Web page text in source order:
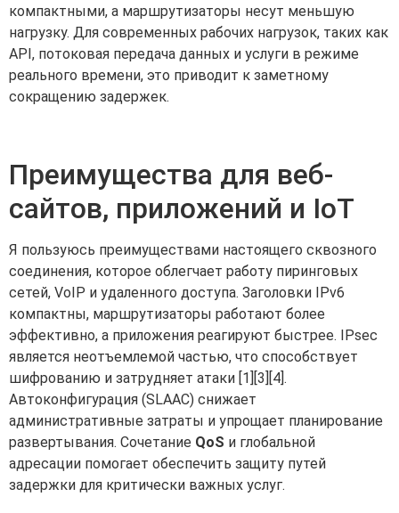
компактными, а маршрутизаторы несут меньшую
нагрузку. Для современных рабочих нагрузок, таких как
API, потоковая передача данных и услуги в режиме
реального времени, это приводит к заметному
сокращению задержек.
Преимущества для веб-
сайтов, приложений и IoT
Я пользуюсь преимуществами настоящего сквозного
соединения, которое облегчает работу пиринговых
сетей, VoIP и удаленного доступа. Заголовки IPv6
компактны, маршрутизаторы работают более
эффективно, а приложения реагируют быстрее. IPsec
является неотъемлемой частью, что способствует
шифрованию и затрудняет атаки [1][3][4].
Автоконфигурация (SLAAC) снижает
административные затраты и упрощает планирование
развертывания. Сочетание QoS и глобальной
адресации помогает обеспечить защиту путей
задержки для критически важных услуг.